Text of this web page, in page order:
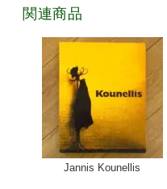
関連商品
Jannis Kounellis